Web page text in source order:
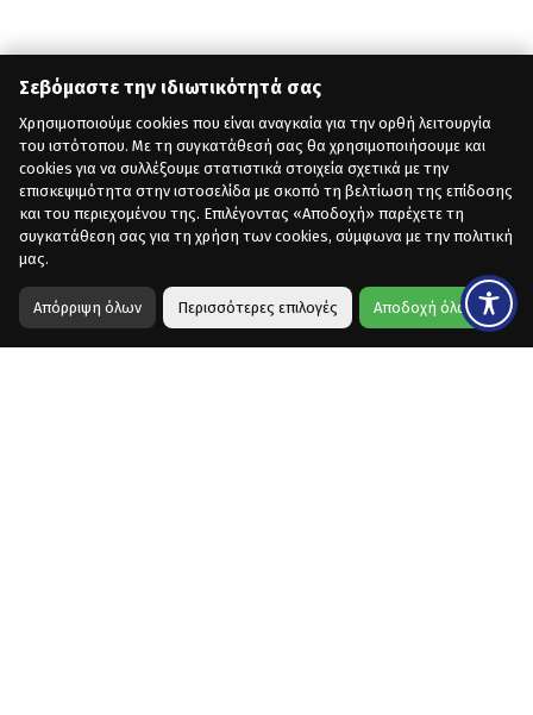
Σεβόμαστε την ιδιωτικότητά σας
Χρησιμοποιούμε cookies που είναι αναγκαία για την ορθή λειτουργία
του ιστότοπου. Με τη συγκατάθεσή σας θα χρησιμοποιήσουμε και
cookies για να συλλέξουμε στατιστικά στοιχεία σχετικά με την
επισκεψιμότητα στην ιστοσελίδα με σκοπό τη βελτίωση της επίδοσης
και του περιεχομένου της. Επιλέγοντας «Αποδοχή» παρέχετε τη
συγκατάθεση σας για τη χρήση των cookies, σύμφωνα με την πολιτική
μας.
Απόρριψη όλων Περισσότερες επιλογές Αποδοχή όλων